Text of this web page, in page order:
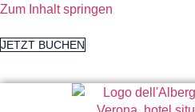
Zum Inhalt springen
JETZT BUCHEN